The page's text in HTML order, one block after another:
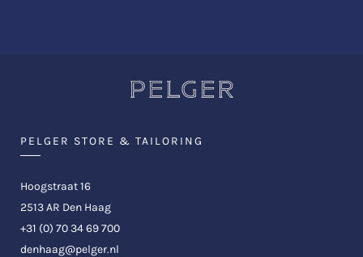
PELGER STORE & TAILORING
Hoogstraat 16
2513 AR Den Haag
+31 (0) 70 34 69 700
denhaag@pelger.nl